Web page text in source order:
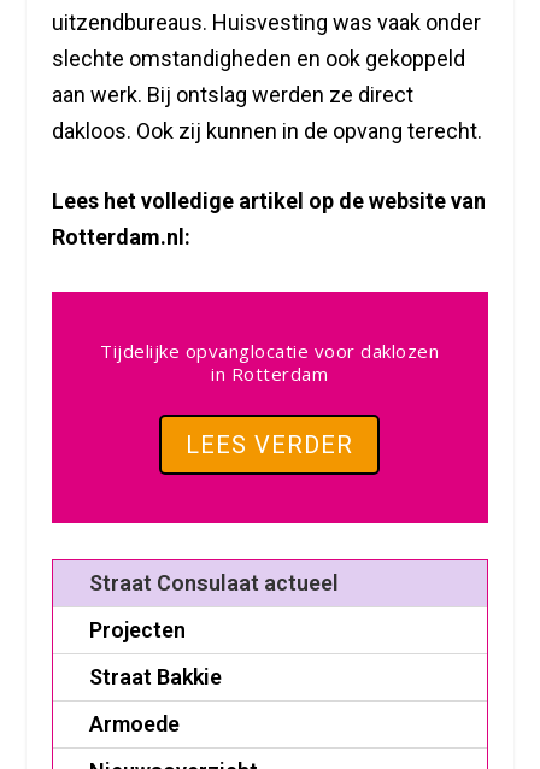
uitzendbureaus. Huisvesting was vaak onder
slechte omstandigheden en ook gekoppeld
aan werk. Bij ontslag werden ze direct
dakloos. Ook zij kunnen in de opvang terecht.
Lees het volledige artikel op de website van
Rotterdam.nl:
Tijdelijke opvanglocatie voor daklozen
in Rotterdam
LEES VERDER
Straat Consulaat actueel
Projecten
Straat Bakkie
Armoede